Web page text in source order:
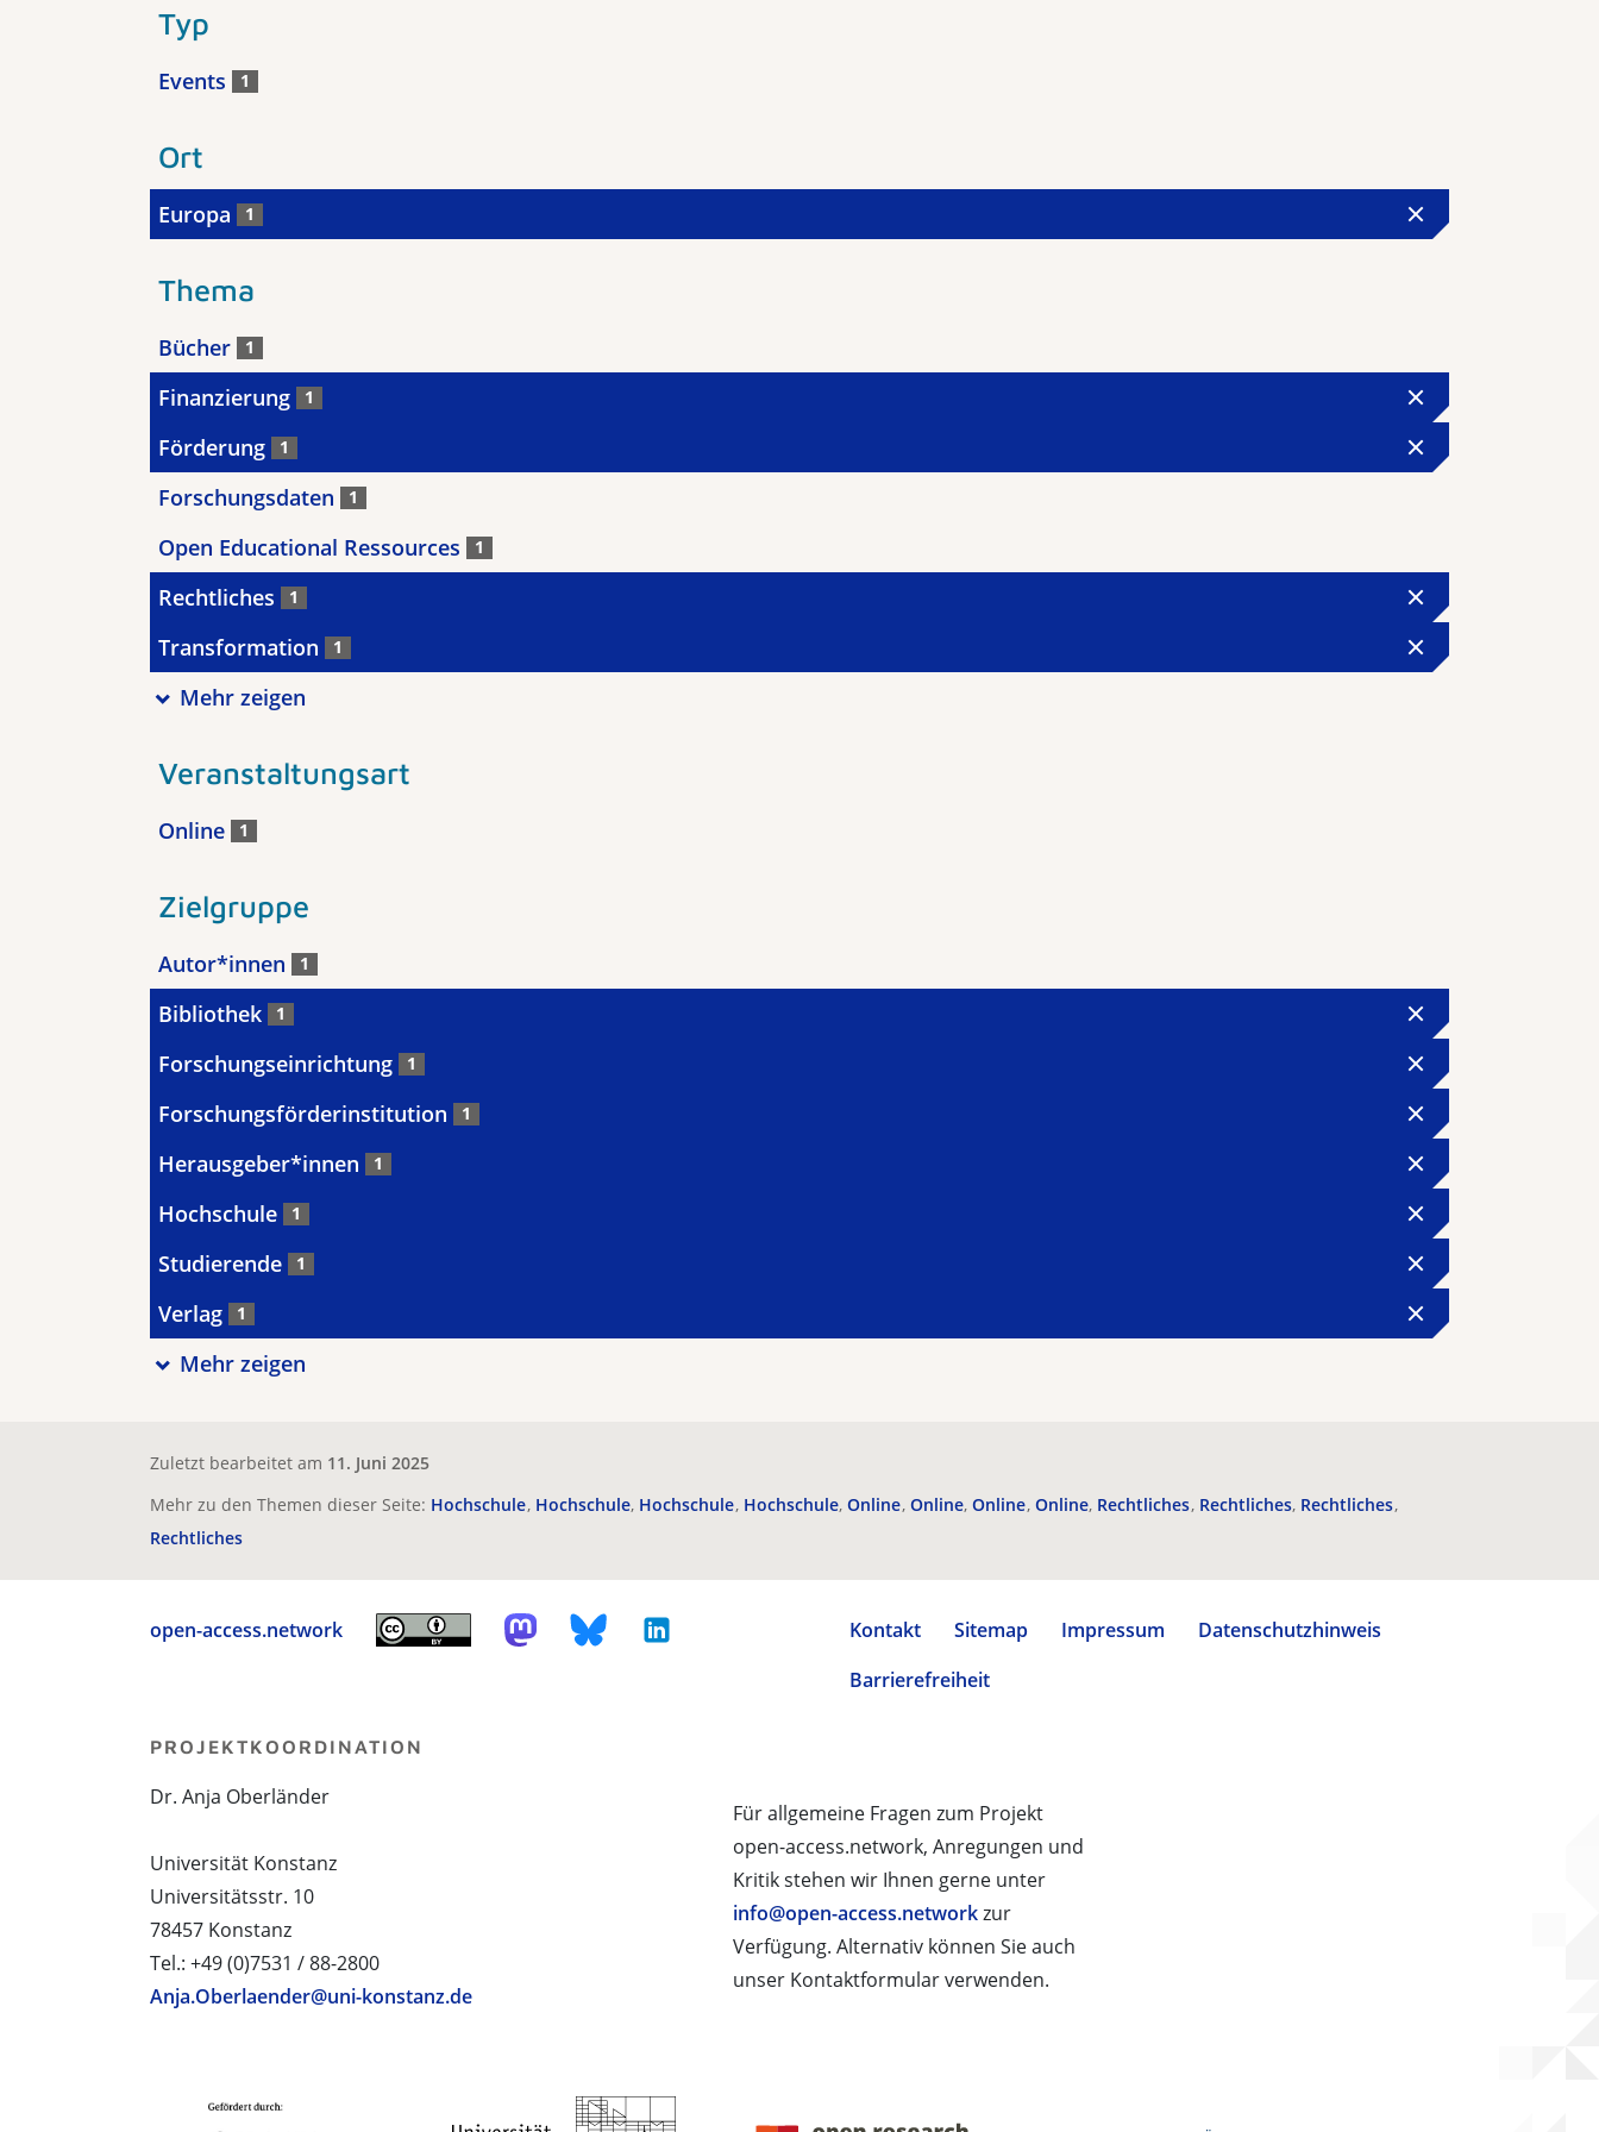
Typ
Events 1
Ort
Europa 1
Thema
Bücher 1
Finanzierung 1
Förderung 1
Forschungsdaten 1
Open Educational Ressources 1
Rechtliches 1
Transformation 1
Mehr zeigen
Veranstaltungsart
Online 1
Zielgruppe
Autor*innen 1
Bibliothek 1
Forschungseinrichtung 1
Forschungsförderinstitution 1
Herausgeber*innen 1
Hochschule 1
Studierende 1
Verlag 1
Mehr zeigen
Zuletzt bearbeitet am 11. Juni 2025
Mehr zu den Themen dieser Seite: Hochschule Hochschule Hochschule Hochschule Online Online Online Online Rechtliches Rechtliches Rechtliches
Rechtliches
open-access.network Kontakt Sitemap Impressum
Datenschutzhinweis
Barrierefreiheit
Für allgemeine Fragen zum Projekt
open-access.network, Anregungen und
Kritik stehen wir Ihnen gerne unter
info@open-access.networkzur
Verfügung. Alternativ können Sie auch
unser Kontaktformular verwenden.
PROJEKTKOORDINATION
Dr. Anja Oberländer
Universität Konstanz
Universitätsstr. 10
78457 Konstanz
Tel.: +49 (0)7531 / 88-2800
Anja.Oberlaender@uni-konstanz.de